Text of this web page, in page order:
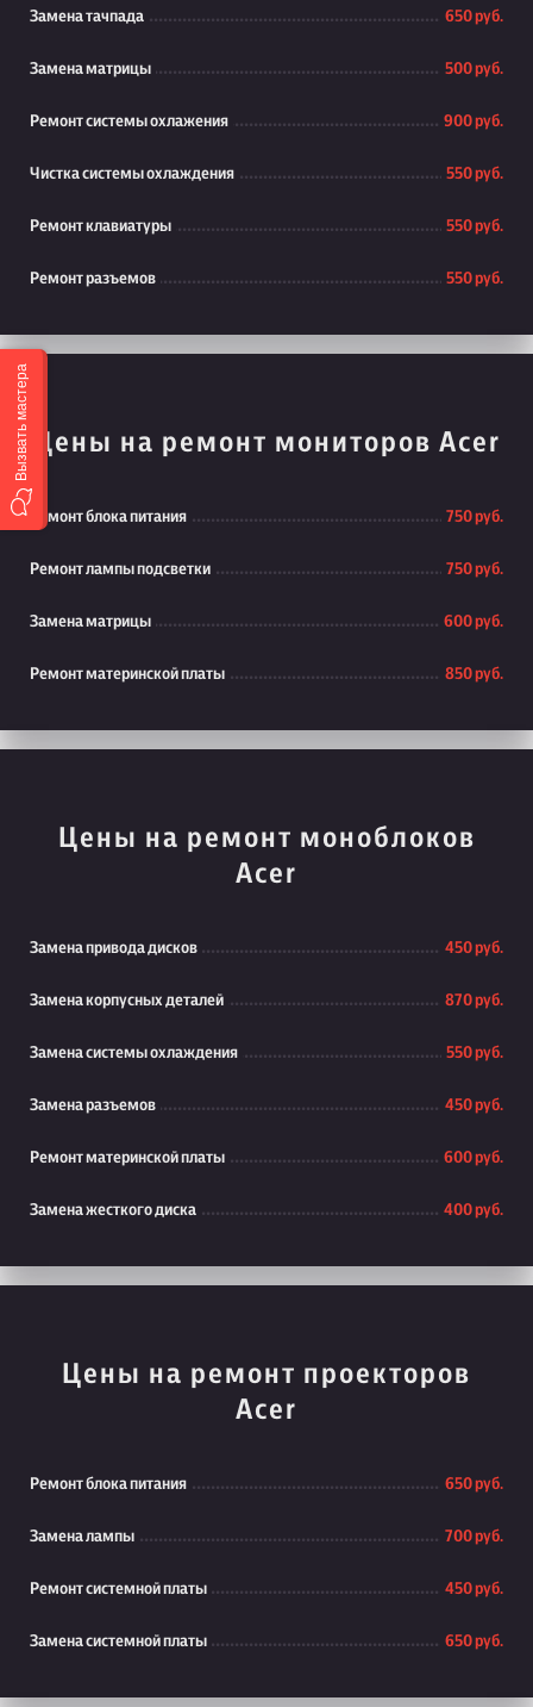
Замена тачпада 650 руб.
Замена матрицы 500 руб.
Ремонт системы охлажения 900 руб.
Чистка системы охлаждения 550 руб.
Ремонт клавиатуры 550 руб.
Ремонт разъемов 550 руб.
Цены на ремонт мониторов Acer
Ремонт блока питания 750 руб.
Ремонт лампы подсветки 750 руб.
Замена матрицы 600 руб.
Ремонт материнской платы 850 руб.
Цены на ремонт моноблоков
Acer
Замена привода дисков 450 руб.
Замена корпусных деталей 870 руб.
Замена системы охлаждения 550 руб.
Замена разъемов 450 руб.
Ремонт материнской платы 600 руб.
Замена жесткого диска 400 руб.
Цены на ремонт проекторов
Acer
Ремонт блока питания 650 руб.
Замена лампы 700 руб.
Ремонт системной платы 450 руб.
Замена системной платы 650 руб.
Вызвать мастера